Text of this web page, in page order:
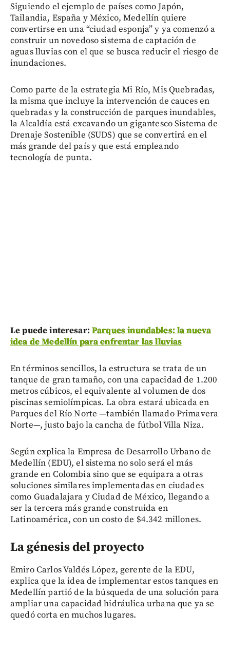
Siguiendo el ejemplo de países como Japón,
Tailandia, España y México, Medellín quiere
convertirse en una “ciudad esponja” y ya comenzó a
construir un novedoso sistema de captación de
aguas lluvias con el que se busca reducir el riesgo de
inundaciones.
Como parte de la estrategia Mi Río, Mis Quebradas,
la misma que incluye la intervención de cauces en
quebradas y la construcción de parques inundables,
la Alcaldía está excavando un gigantesco Sistema de
Drenaje Sostenible (SUDS) que se convertirá en el
más grande del país y que está empleando
tecnología de punta.
Le puede interesar: Parques inundables: la nueva
idea de Medellín para enfrentar las lluvias
En términos sencillos, la estructura se trata de un
tanque de gran tamaño, con una capacidad de 1.200
metros cúbicos, el equivalente al volumen de dos
piscinas semiolímpicas. La obra estará ubicada en
Parques del Río Norte —también llamado Primavera
Norte—, justo bajo la cancha de fútbol Villa Niza.
Según explica la Empresa de Desarrollo Urbano de
Medellín (EDU), el sistema no solo será el más
grande en Colombia sino que se equipara a otras
soluciones similares implementadas en ciudades
como Guadalajara y Ciudad de México, llegando a
ser la tercera más grande construida en
Latinoamérica, con un costo de $4.342 millones.
La génesis del proyecto
Emiro Carlos Valdés López, gerente de la EDU,
explica que la idea de implementar estos tanques en
Medellín partió de la búsqueda de una solución para
ampliar una capacidad hidráulica urbana que ya se
quedó corta en muchos lugares.